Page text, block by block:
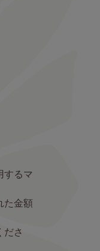
するマ
た金額
ださ